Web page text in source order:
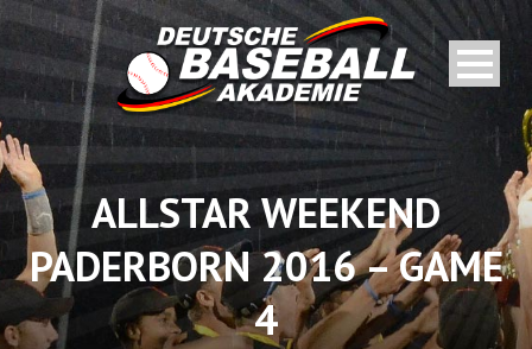
ALLSTAR WEEKEND
PADERBORN 2016 – GAME
4